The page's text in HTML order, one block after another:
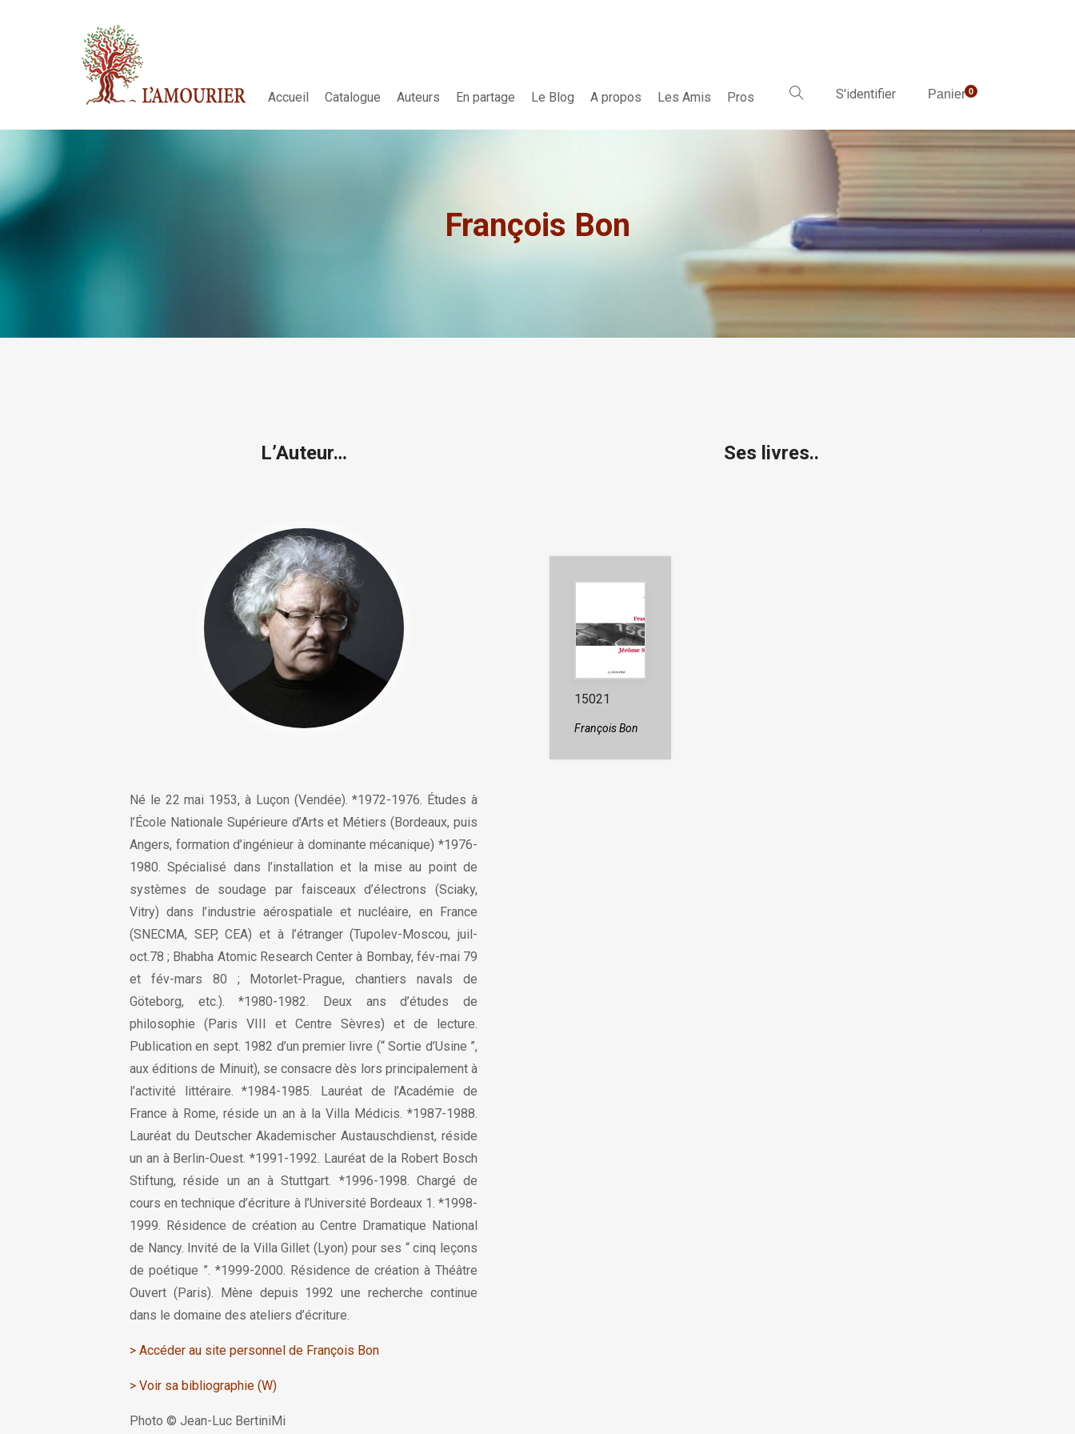
Accueil Catalogue Auteurs En partage Le Blog A propos Les Amis Pros S'identifier Panier0
François Bon
L’Auteur…
Né le 22 mai 1953, à Luçon (Vendée). *1972-1976. Études à
l’École Nationale Supérieure d’Arts et Métiers (Bordeaux, puis
Angers, formation d’ingénieur à dominante mécanique) *1976-
1980. Spécialisé dans l’installation et la mise au point de
systèmes de soudage par faisceaux d’électrons (Sciaky,
Vitry) dans l’industrie aérospatiale et nucléaire, en France
(SNECMA, SEP, CEA) et à l’étranger (Tupolev-Moscou, juil-
oct.78 ; Bhabha Atomic Research Center à Bombay, fév-mai 79
et fév-mars 80 ; Motorlet-Prague, chantiers navals de
Göteborg, etc.). *1980-1982. Deux ans d’études de
philosophie (Paris VIII et Centre Sèvres) et de lecture.
Publication en sept. 1982 d’un premier livre (“ Sortie d’Usine ”,
aux éditions de Minuit), se consacre dès lors principalement à
l’activité littéraire. *1984-1985. Lauréat de l’Académie de
France à Rome, réside un an à la Villa Médicis. *1987-1988.
Lauréat du Deutscher Akademischer Austauschdienst, réside
un an à Berlin-Ouest. *1991-1992. Lauréat de la Robert Bosch
Stiftung, réside un an à Stuttgart. *1996-1998. Chargé de
cours en technique d’écriture à l’Université Bordeaux 1. *1998-
1999. Résidence de création au Centre Dramatique National
de Nancy. Invité de la Villa Gillet (Lyon) pour ses “ cinq leçons
de poétique ”. *1999-2000. Résidence de création à Théâtre
Ouvert (Paris). Mène depuis 1992 une recherche continue
dans le domaine des ateliers d’écriture.
> Accéder au site personnel de François Bon
> Voir sa bibliographie (W)
Photo © Jean-Luc BertiniMi
Ses livres..
15021
François Bon